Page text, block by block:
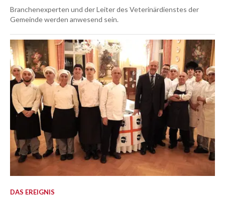
Branchenexperten und der Leiter des Veterinärdienstes der
Gemeinde werden anwesend sein.
DAS EREIGNIS